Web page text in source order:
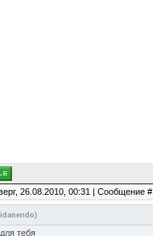
26.08.2010, 00:31 | Сообщение #
)
тебя